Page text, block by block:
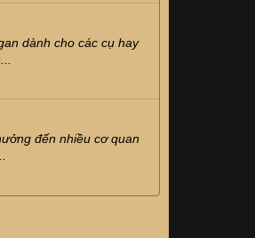
dành cho các cụ hay
đến nhiều cơ quan